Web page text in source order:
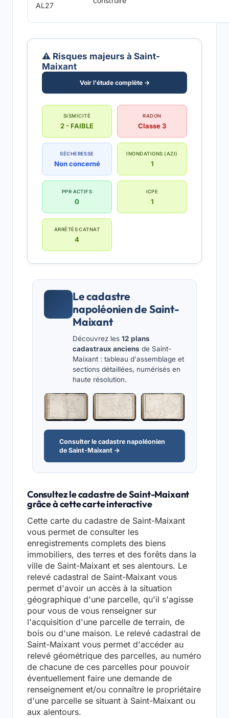
AL27
⚠️ Risques majeurs à Saint-
Maixant
Voir l'étude complète →
SISMICITÉ
2 - FAIBLE
RADON
Classe 3
SÉCHERESSE
Non concerné
INONDATIONS (AZI)
1
PPR ACTIFS
0
ICPE
1
ARRÊTÉS CATNAT
4
Le cadastre
napoléonien de Saint-
Maixant
Découvrez les 12 plans
cadastraux anciens de Saint-
Maixant : tableau d'assemblage et
sections détaillées, numérisés en
haute résolution.
Consulter le cadastre napoléonien
de Saint-Maixant →
Consultez le cadastre de Saint-Maixant
grâce à cette carte interactive
Cette carte du cadastre de Saint-Maixant
vous permet de consulter les
enregistrements complets des biens
immobiliers, des terres et des forêts dans la
ville de Saint-Maixant et ses alentours. Le
relevé cadastral de Saint-Maixant vous
permet d'avoir un accès à la situation
géographique d'une parcelle, qu'il s'agisse
pour vous de vous renseigner sur
l'acquisition d'une parcelle de terrain, de
bois ou d'une maison. Le relevé cadastral de
Saint-Maixant vous permet d'accéder au
relevé géométrique des parcelles, au numéro
de chacune de ces parcelles pour pouvoir
éventuellement faire une demande de
renseignement et/ou connaître le propriétaire
d'une parcelle se situant à Saint-Maixant ou
aux alentours.